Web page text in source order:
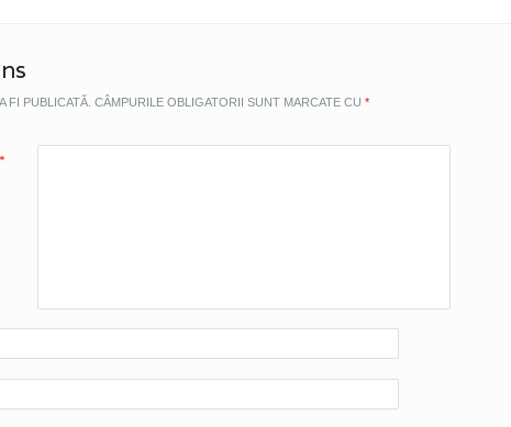
FI PUBLICATĂ. CÂMPURILE OBLIGATORII SUNT MARCATE CU *
*